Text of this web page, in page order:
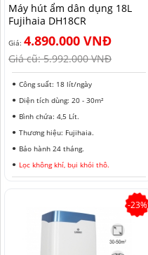
Máy hút ẩm dân dụng 18L
Fujihaia DH18CR
Giá: 4.890.000 VNĐ
Giá cũ:5.992.000 VNĐ
Công suất: 18 lít/ngày
Diện tích dùng: 20 - 30m²
Bình chứa: 4,5 Lít.
Thương hiệu: Fujihaia.
Bảo hành 24 tháng.
Lọc không khí, bụi khói thô.
-23%